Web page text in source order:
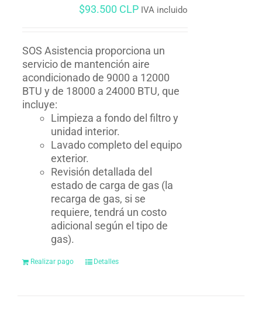
$93.500 CLP IVA incluido
SOS Asistencia proporciona un
servicio de mantención aire
acondicionado de 9000 a 12000
BTU y de 18000 a 24000 BTU, que
incluye:
Limpieza a fondo del filtro y
unidad interior.
Lavado completo del equipo
exterior.
Revisión detallada del
estado de carga de gas (la
recarga de gas, si se
requiere, tendrá un costo
adicional según el tipo de
gas).
Realizar pago Detalles